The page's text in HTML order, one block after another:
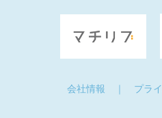
会社情報 ｜ プラ